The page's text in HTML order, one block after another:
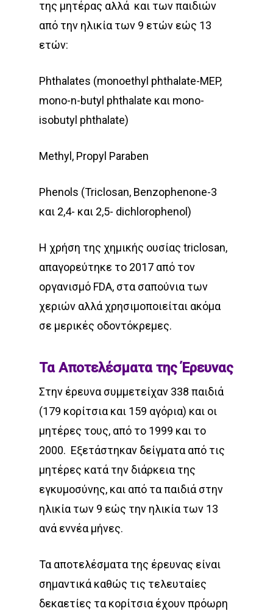
της μητέρας αλλά και των παιδιών
από την ηλικία των 9 ετών εώς 13
ετών:
Phthalates (monoethyl phthalate-MEP,
mono-n-butyl phthalate και mono-
isobutyl phthalate)
Methyl, Propyl Paraben
Phenols (Triclosan, Benzophenone-3
και 2,4- και 2,5- dichlorophenol)
Η χρήση της χημικής ουσίας triclosan,
απαγορεύτηκε το 2017 από τον
οργανισμό FDA, στα σαπούνια των
χεριών αλλά χρησιμοποιείται ακόμα
σε μερικές οδοντόκρεμες.
Τα Αποτελέσματα της Έρευνας
Στην έρευνα συμμετείχαν 338 παιδιά
(179 κορίτσια και 159 αγόρια) και οι
μητέρες τους, από το 1999 και το
2000. Εξετάστηκαν δείγματα από τις
μητέρες κατά την διάρκεια της
εγκυμοσύνης, και από τα παιδιά στην
ηλικία των 9 εώς την ηλικία των 13
ανά εννέα μήνες.
Τα αποτελέσματα της έρευνας είναι
σημαντικά καθώς τις τελευταίες
δεκαετίες τα κορίτσια έχουν πρόωρη